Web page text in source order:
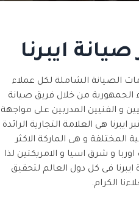
ايبرنا
الصيانة الشاملة لكل عملاء
الجمهورية من خلال فريق صيانة
و الفنيين المدربين على مواجهة
هى العلامة التجارية الرائدة
المختلفة و هى الماركة الاكثر
و شرق اسيا و الامريكتين لذا
فى كل دول العالم لتحقيق
الكرام.